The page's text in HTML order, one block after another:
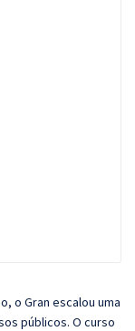
o Gran escalou uma
públicos. O curso